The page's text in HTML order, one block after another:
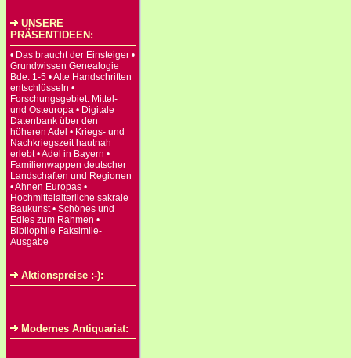
UNSERE
PRÄSENTIDEEN:
• Das braucht der Einsteiger •
Grundwissen Genealogie
Bde. 1-5 • Alte Handschriften
entschlüsseln •
Forschungsgebiet: Mittel-
und Osteuropa • Digitale
Datenbank über den
höheren Adel • Kriegs- und
Nachkriegszeit hautnah
erlebt • Adel in Bayern •
Familienwappen deutscher
Landschaften und Regionen
• Ahnen Europas •
Hochmittelalterliche sakrale
Baukunst • Schönes und
Edles zum Rahmen •
Bibliophile Faksimile-
Ausgabe
Aktionspreise :-):
Modernes Antiquariat: